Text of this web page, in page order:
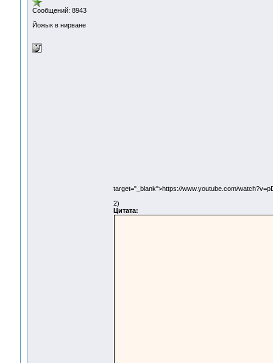
Сообщений: 8943
Йожык в нирване
target="_blank">https://www.youtube.com/
2)
Цитата: